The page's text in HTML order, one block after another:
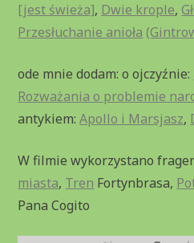
[jest świeża], Dwie krople,
Przesłuchanie anioła
ode mnie dodam: o ojczyźnie:
Rozważania o problemie
antykiem:Apollo i Marsjasz,
W filmie wykorzystano
miasta, Tren Fortynbrasa,
Pana Cogito